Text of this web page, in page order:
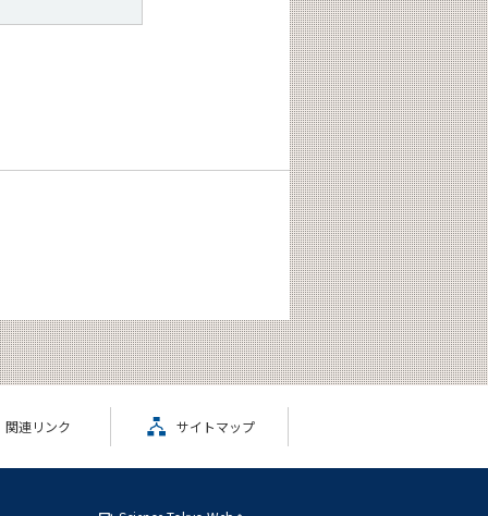
関連リンク サイトマップ